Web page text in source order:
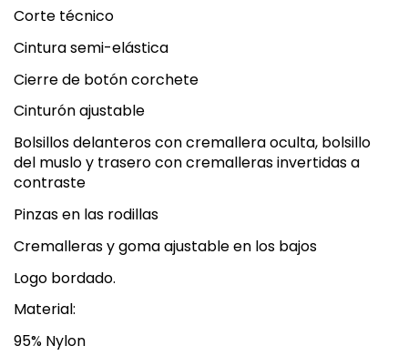
Corte técnico
Cintura semi-elástica
Cierre de botón corchete
Cinturón ajustable
Bolsillos delanteros con cremallera oculta, bolsillo
del muslo y trasero con cremalleras invertidas a
contraste
Pinzas en las rodillas
Cremalleras y goma ajustable en los bajos
Logo bordado.
Material:
95% Nylon